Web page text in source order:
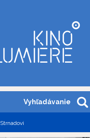
Vyhľadávanie
Strnadovi